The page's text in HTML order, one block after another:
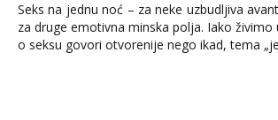
Seks na jednu noć – za neke uzbudljiva
za druge emotivna minska polja. Iako živimo
o seksu govori otvorenije nego ikad, tema
dalje izaziva burne rasprave. Što zapravo